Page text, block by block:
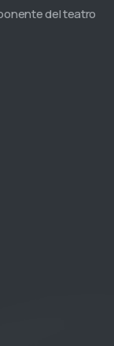
del teatro